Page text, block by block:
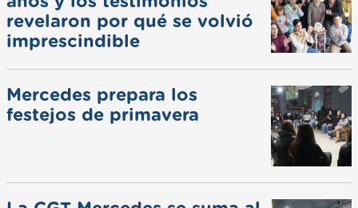
revelaron por qué se volvió
imprescindible
Mercedes prepara los
festejos de primavera